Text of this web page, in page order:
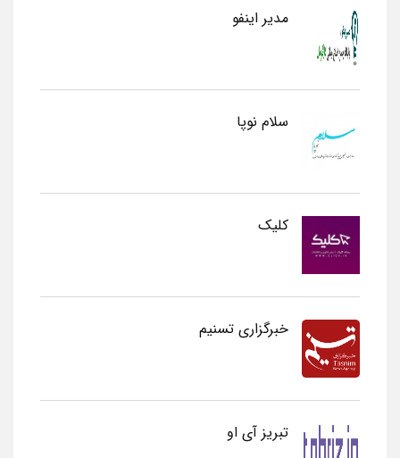
مدیر اینفو
سلام نوپا
کلیک
خبرگزاری تسنیم
تبریز آی او